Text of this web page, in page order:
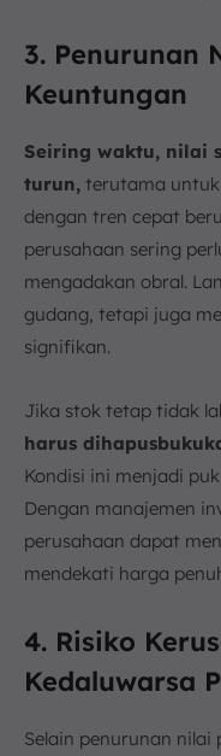
3. Penurunan
Keuntungan
Seiring waktu, nilai
turun, terutama
dengan tren cepat
perusahaan sering
mengadakan obral.
gudang, tetapi juga
signifikan.
Jika stok tetap tidak
harus
Kondisi ini menjadi
Dengan manajemen
perusahaan dapat
mendekati harga
4. Risiko
Kedaluwarsa
Selain penurunan nilai